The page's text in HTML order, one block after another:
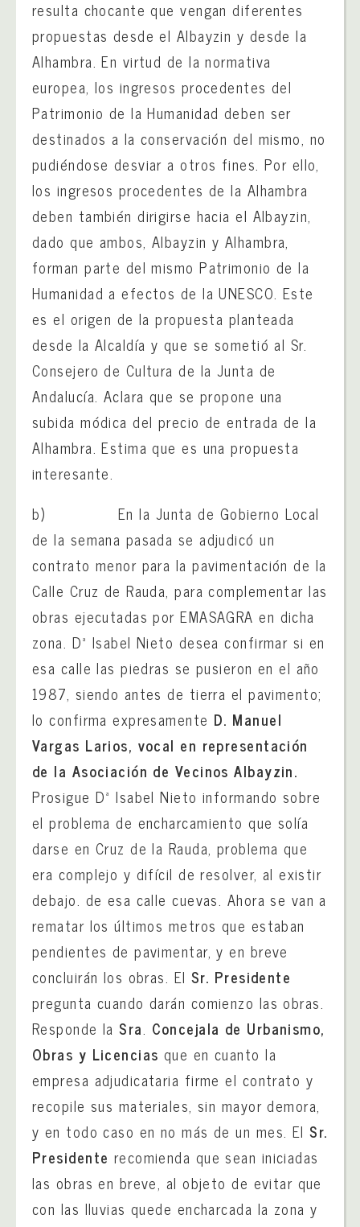
resulta chocante que vengan diferentes
propuestas desde el Albayzin y desde la
Alhambra. En virtud de la normativa
europea, los ingresos procedentes del
Patrimonio de la Humanidad deben ser
destinados a la conservación del mismo, no
pudiéndose desviar a otros fines. Por ello,
los ingresos procedentes de la Alhambra
deben también dirigirse hacia el Albayzin,
dado que ambos, Albayzin y Alhambra,
forman parte del mismo Patrimonio de la
Humanidad a efectos de la UNESCO. Este
es el origen de la propuesta planteada
desde la Alcaldía y que se sometió al Sr.
Consejero de Cultura de la Junta de
Andalucía. Aclara que se propone una
subida módica del precio de entrada de la
Alhambra. Estima que es una propuesta
interesante.
b) En la Junta de Gobierno Local
de la semana pasada se adjudicó un
contrato menor para la pavimentación de la
Calle Cruz de Rauda, para complementar las
obras ejecutadas por EMASAGRA en dicha
zona. Dª Isabel Nieto desea confirmar si en
esa calle las piedras se pusieron en el año
1987, siendo antes de tierra el pavimento;
lo confirma expresamente D. Manuel
Vargas Larios, vocal en representación
de la Asociación de Vecinos Albayzin.
Prosigue Dª Isabel Nieto informando sobre
el problema de encharcamiento que solía
darse en Cruz de la Rauda, problema que
era complejo y difícil de resolver, al existir
debajo. de esa calle cuevas. Ahora se van a
rematar los últimos metros que estaban
pendientes de pavimentar, y en breve
concluirán los obras. ElSr. Presidente
pregunta cuando darán comienzo las obras.
Responde laSra. Concejala de Urbanismo,
Obras y Licencias que en cuanto la
empresa adjudicataria firme el contrato y
recopile sus materiales, sin mayor demora,
y en todo caso en no más de un mes. ElSr.
Presidente recomienda que sean iniciadas
las obras en breve, al objeto de evitar que
con las lluvias quede encharcada la zona y